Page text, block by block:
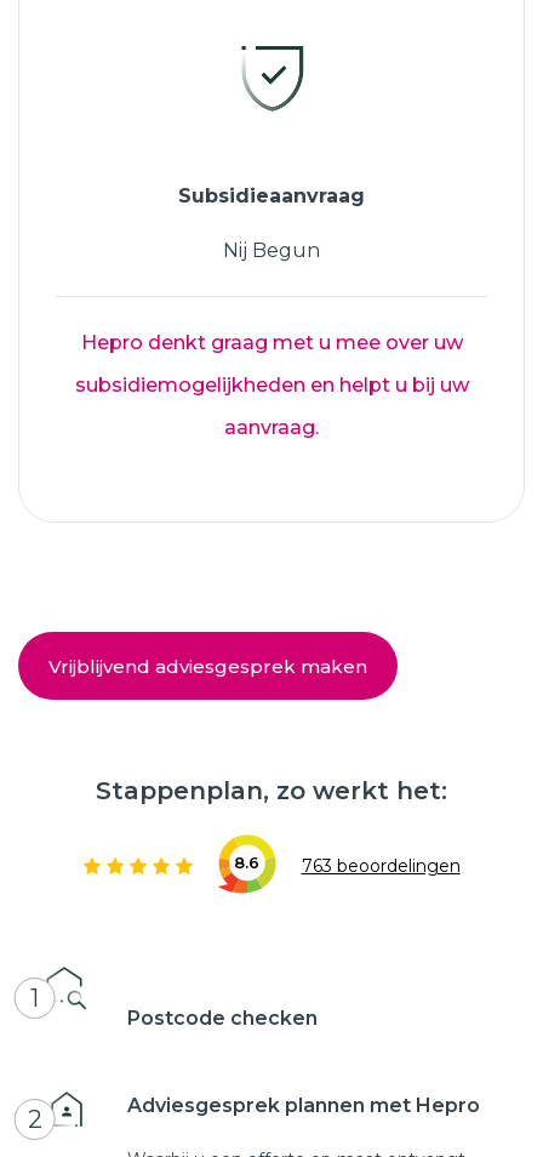
Subsidieaanvraag
Nij Begun
Hepro denkt graag met u mee over uw
subsidiemogelijkheden en helpt u bij uw
aanvraag.
Vrijblijvend adviesgesprek maken
Stappenplan, zo werkt het:
8.6 763 beoordelingen
1
Postcode checken
2 Adviesgesprek plannen met Hepro